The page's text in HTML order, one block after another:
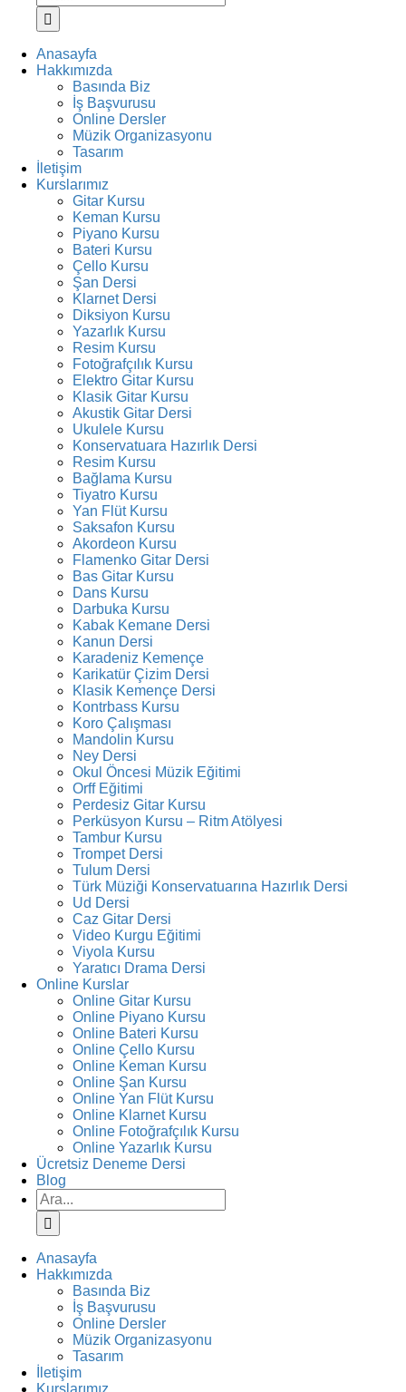
Anasayfa
Hakkımızda
Basında Biz
İş Başvurusu
Online Dersler
Müzik Organizasyonu
Tasarım
İletişim
Kurslarımız
Gitar Kursu
Keman Kursu
Piyano Kursu
Bateri Kursu
Çello Kursu
Şan Dersi
Klarnet Dersi
Diksiyon Kursu
Yazarlık Kursu
Resim Kursu
Fotoğrafçılık Kursu
Elektro Gitar Kursu
Klasik Gitar Kursu
Akustik Gitar Dersi
Ukulele Kursu
Konservatuara Hazırlık Dersi
Resim Kursu
Bağlama Kursu
Tiyatro Kursu
Yan Flüt Kursu
Saksafon Kursu
Akordeon Kursu
Flamenko Gitar Dersi
Bas Gitar Kursu
Dans Kursu
Darbuka Kursu
Kabak Kemane Dersi
Kanun Dersi
Karadeniz Kemençe
Karikatür Çizim Dersi
Klasik Kemençe Dersi
Kontrbass Kursu
Koro Çalışması
Mandolin Kursu
Ney Dersi
Okul Öncesi Müzik Eğitimi
Orff Eğitimi
Perdesiz Gitar Kursu
Perküsyon Kursu – Ritm Atölyesi
Tambur Kursu
Trompet Dersi
Tulum Dersi
Türk Müziği Konservatuarına Hazırlık Dersi
Ud Dersi
Caz Gitar Dersi
Video Kurgu Eğitimi
Viyola Kursu
Yaratıcı Drama Dersi
Online Kurslar
Online Gitar Kursu
Online Piyano Kursu
Online Bateri Kursu
Online Çello Kursu
Online Keman Kursu
Online Şan Kursu
Online Yan Flüt Kursu
Online Klarnet Kursu
Online Fotoğrafçılık Kursu
Online Yazarlık Kursu
Ücretsiz Deneme Dersi
Blog
Ara:
Anasayfa
Hakkımızda
Basında Biz
İş Başvurusu
Online Dersler
Müzik Organizasyonu
Tasarım
İletişim
Kurslarımız